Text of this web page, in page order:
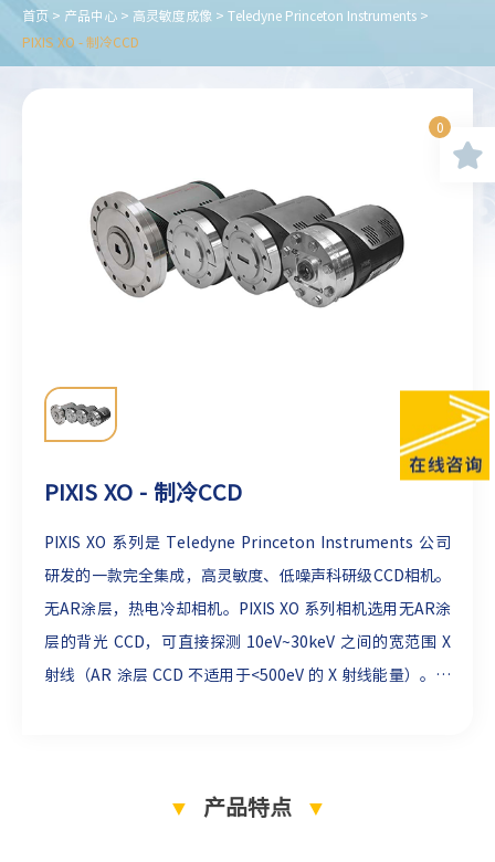
首页 > 产品中心 > 高灵敏度成像 > Teledyne Princeton Instruments >
PIXIS XO - 制冷CCD
PIXIS XO - 制冷CCD
PIXIS XO 系列是 Teledyne Princeton Instruments 公司
研发的一款完全集成，高灵敏度、低噪声科研级CCD相机。
无AR涂层，热电冷却相机。PIXIS XO 系列相机选用无AR涂
层的背光 CCD，可直接探测 10eV~30keV 之间的宽范围 X
射线（AR 涂层 CCD 不适用于<500eV 的 X 射线能量）。高
▼ 产品特点 ▼
0